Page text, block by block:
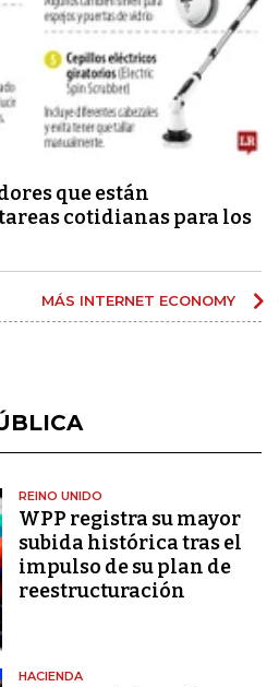
que están
cotidianas para los
MÁS INTERNET ECONOMY
REINO UNIDO
WPP registra su mayor
subida histórica tras el
impulso de su plan de
reestructuración
HACIENDA